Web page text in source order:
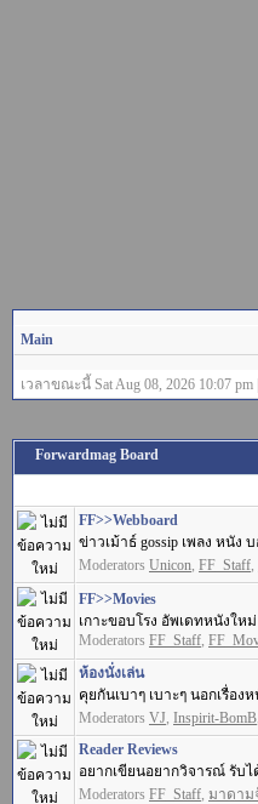
Main
เวลาขณะนี้ Sat Aug 08, 2026 10:07
Forwardmag Board
FF>>Webboard
ข่าวเม้าธ์ gossip เพลง หนัง
Moderators Unicon, FF_Staff,
FF>>Movies
เกาะขอบโรง อัพเดทหนังให
Moderators FF_Staff,
ห้องนั่งเล่น
คุยกันเบาๆ เบาะๆ นอกเรื่อ
Moderators VJ, Inspirit-BomB
Reader Reviews
อยากเขียนอยากวิจารณ์ รับไ
Moderators FF_Staff, มาดาม